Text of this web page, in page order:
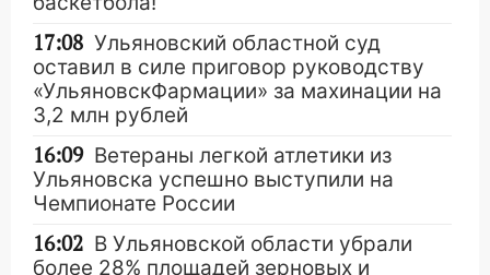
17:08 Ульяновский областной суд
оставил в силе приговор руководству
«УльяновскФармации» за махинации на
3,2 млн рублей
16:09 Ветераны легкой атлетики из
Ульяновска успешно выступили на
Чемпионате России
16:02 В Ульяновской области убрали
более 28% площадей зерновых и